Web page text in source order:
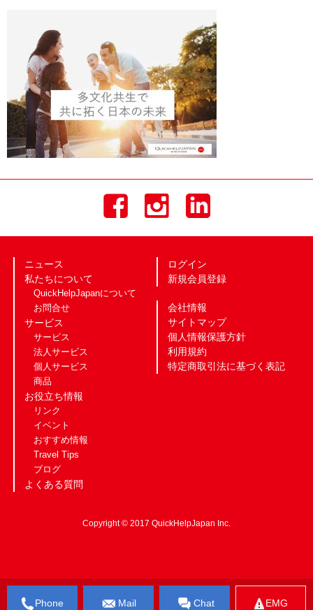
Phone Mail Chat EMG
ニュース
私たちについて
QuickHelpJapanについて
お問合せ
サービス
サービス
法人サービス
個人サービス
商品
お役立ち情報
リンク
イベント
おすすめ情報
Travel Tips
ブログ
よくある質問
ログイン
新規会員登録
会社情報
サイトマップ
個人情報保護方針
利用規約
特定商取引法に基づく表記
Copyright © 2017 QuickHelpJapan Inc.